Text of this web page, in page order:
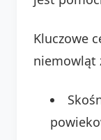
Kluczowe
niemowląt